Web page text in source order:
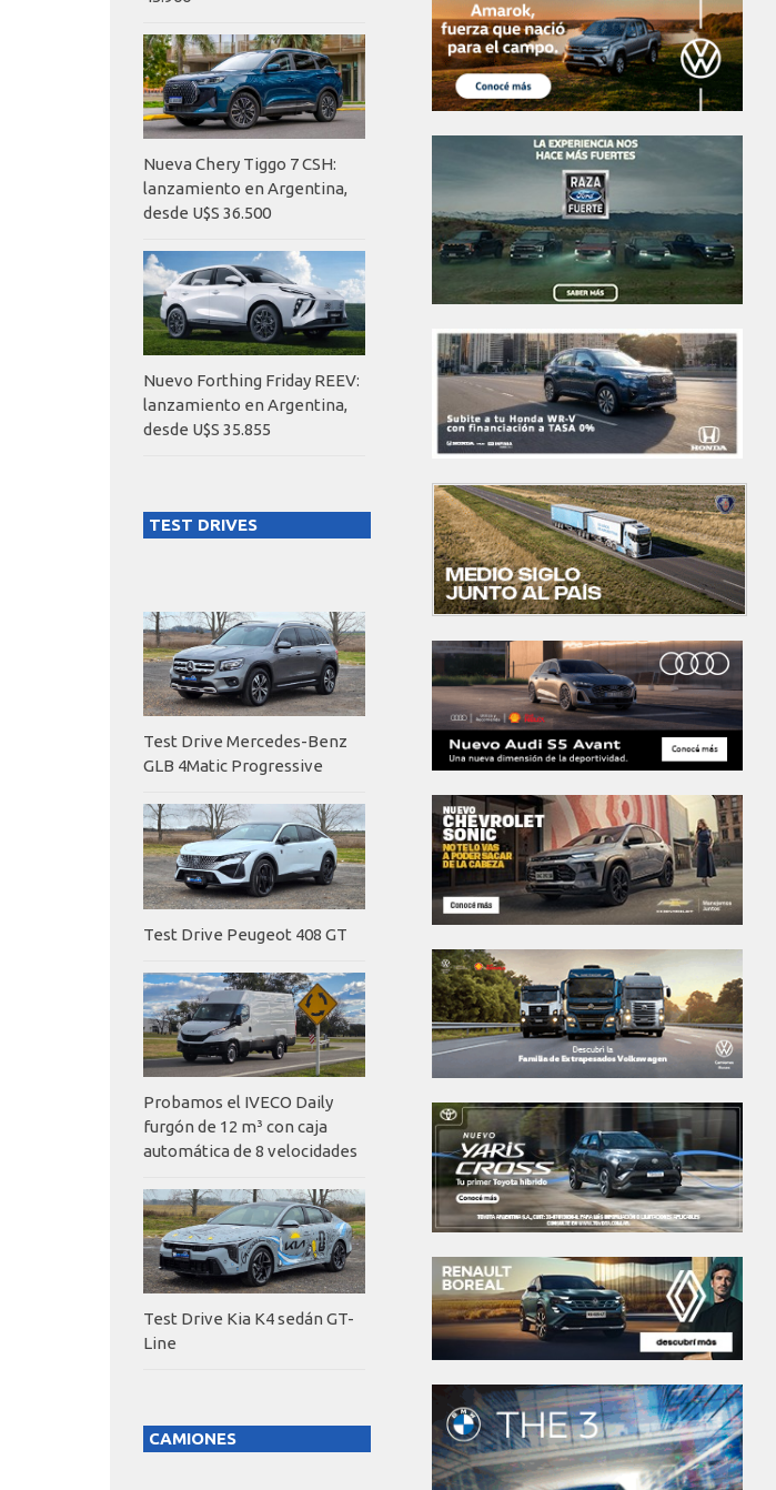
Nueva Chery Tiggo 7 CSH:
lanzamiento en Argentina,
desde U$S 36.500
Nuevo Forthing Friday REEV:
lanzamiento en Argentina,
desde U$S 35.855
TEST DRIVES
Test Drive Mercedes-Benz
GLB 4Matic Progressive
Test Drive Peugeot 408 GT
Probamos el IVECO Daily
furgón de 12 m³ con caja
automática de 8 velocidades
Test Drive Kia K4 sedán GT-
Line
CAMIONES